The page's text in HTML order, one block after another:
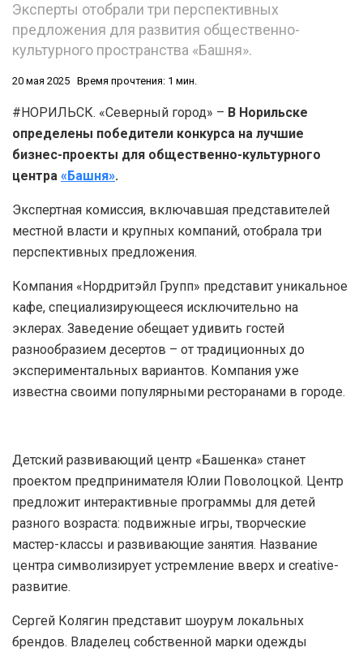
Эксперты отобрали три перспективных
предложения для развития общественно-
культурного пространства «Башня».
20 мая 2025 Время прочтения: 1 мин.
#НОРИЛЬСК. «Северный город» – В Норильске
определены победители конкурса на лучшие
бизнес-проекты для общественно-культурного
центра «Башня».
Экспертная комиссия, включавшая представителей
местной власти и крупных компаний, отобрала три
перспективных предложения.
Компания «Нордритэйл Групп» представит уникальное
кафе, специализирующееся исключительно на
эклерах. Заведение обещает удивить гостей
разнообразием десертов – от традиционных до
экспериментальных вариантов. Компания уже
известна своими популярными ресторанами в городе.
Детский развивающий центр «Башенка» станет
проектом предпринимателя Юлии Поволоцкой. Центр
предложит интерактивные программы для детей
разного возраста: подвижные игры, творческие
мастер-классы и развивающие занятия. Название
центра символизирует устремление вверх и creative-
развитие.
Сергей Колягин представит шоурум локальных
брендов. Владелец собственной марки одежды